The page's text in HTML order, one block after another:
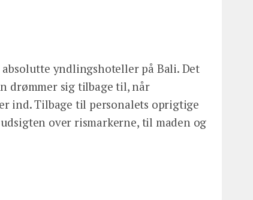
absolutte yndlingshoteller på Bali. Det
drømmer sig tilbage til, når
ind. Tilbage til personalets oprigtige
over rismarkerne, til maden og